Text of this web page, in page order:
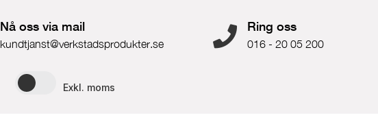
Nå oss via mail
kundtjanst@verkstadsprodukter.se
Ring oss
016 - 20 05 200
Exkl. moms